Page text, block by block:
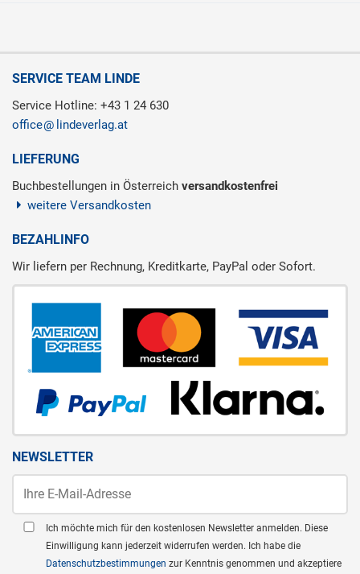
SERVICE TEAM LINDE
Service Hotline: +43 1 24 630
office
lindeverlag.at
LIEFERUNG
Buchbestellungen in Österreich versandkostenfrei
weitere Versandkosten
BEZAHLINFO
Wir liefern per Rechnung, Kreditkarte, PayPal oder Sofort.
NEWSLETTER
Ich möchte mich für den kostenlosen Newsletter anmelden. Diese
Einwilligung kann jederzeit widerrufen werden. Ich habe die
Datenschutzbestimmungen zur Kenntnis genommen und akzeptiere